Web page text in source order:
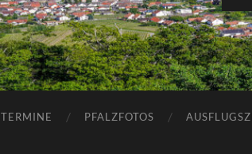
TERMINE PFALZFOTOS